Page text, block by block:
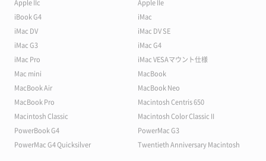
Apple IIc
Apple IIe
iBook G4
iMac
iMac DV
iMac DV SE
iMac G3
iMac G4
iMac Pro
iMac VESAマウント仕様
Mac mini
MacBook
MacBook Air
MacBook Neo
MacBook Pro
Macintosh Centris 650
Macintosh Classic
Macintosh Color Classic II
PowerBook G4
PowerMac G3
PowerMac G4 Quicksilver
Twentieth Anniversary Macintosh